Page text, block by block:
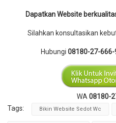
Dapatkan Website
Silahkan konsultasikan
Hubungi 08180-27-666-
WA 08180-
Tags:
Bikin Website Sedot Wc